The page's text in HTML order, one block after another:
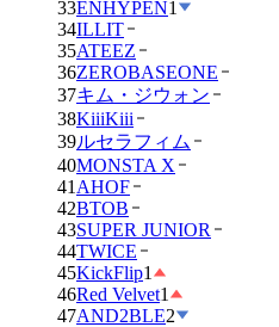
33ENHYPEN1
34ILLIT
35ATEEZ
36ZEROBASEONE
37キム・ジウォン
38KiiiKiii
39ルセラフィム
40MONSTA X
41 AHOF
42BTOB
43SUPER JUNIOR
44TWICE
45KickFlip1
46Red Velvet1
47AND2BLE2